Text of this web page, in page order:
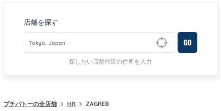
店舗を探す
Type to begin querying for matching results
GO
探したい店舗付近の住所を入力
プチバトーの全店舗 HR ZAGREB